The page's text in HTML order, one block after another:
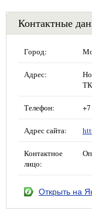
Контактные
Город:
Адрес:
Телефон:
Адрес сайта:
Контактное
лицо:
Открыть на